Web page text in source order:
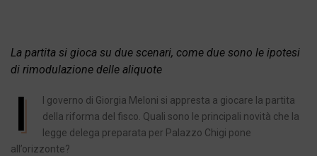
La partita si gioca su due scenari, come due sono le ipotesi
di rimodulazione delle aliquote
I
l governo di Giorgia Meloni si appresta a giocare la partita
della riforma del fisco. Quali sono le principali novità che la
legge delega preparata per Palazzo Chigi pone
all’orizzonte?